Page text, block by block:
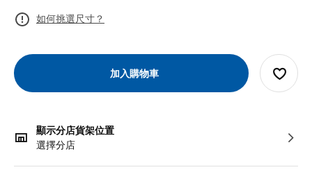
如何挑選尺寸？
加入購物車
顯示分店貨架位置
選擇分店